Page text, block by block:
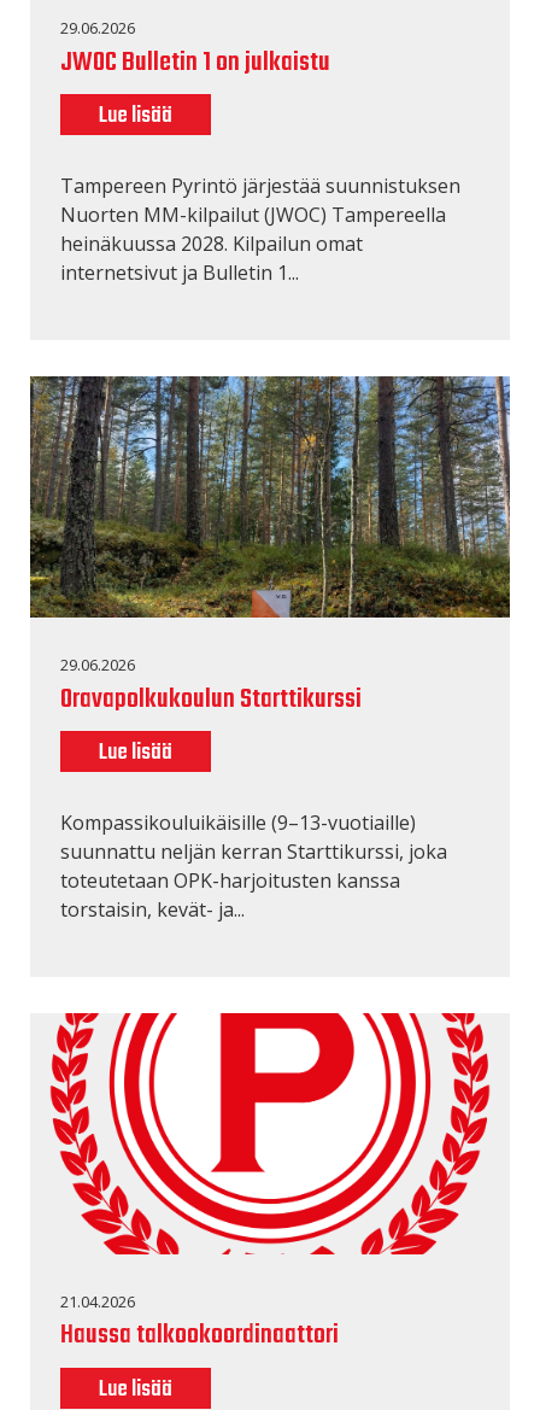
29.06.2026
JWOC Bulletin 1 on julkaistu
Tampereen Pyrintö järjestää suunnistuksen
Nuorten MM-kilpailut (JWOC) Tampereella
heinäkuussa 2028. Kilpailun omat
internetsivut ja Bulletin 1...
Lue lisää
29.06.2026
Oravapolkukoulun Starttikurssi
Kompassikouluikäisille (9–13-vuotiaille)
suunnattu neljän kerran Starttikurssi, joka
toteutetaan OPK-harjoitusten kanssa
torstaisin, kevät- ja...
Lue lisää
21.04.2026
Haussa talkookoordinaattori
Lue lisää